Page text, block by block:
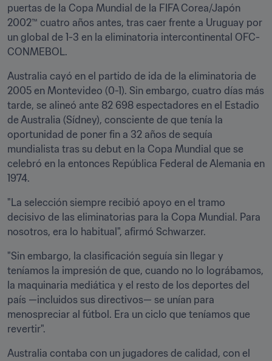
puertas de la Copa Mundial de la FIFA Corea/Japón
2002™ cuatro años antes, tras caer frente a Uruguay por
un global de 1-3 en la eliminatoria intercontinental OFC-
CONMEBOL.
Australia cayó en el partido de ida de la eliminatoria de
2005 en Montevideo (0-1). Sin embargo, cuatro días más
tarde, se alineó ante 82 698 espectadores en el Estadio
de Australia (Sídney), consciente de que tenía la
oportunidad de poner fin a 32 años de sequía
mundialista tras su debut en la Copa Mundial que se
celebró en la entonces República Federal de Alemania en
1974.
"La selección siempre recibió apoyo en el tramo
decisivo de las eliminatorias para la Copa Mundial. Para
nosotros, era lo habitual", afirmó Schwarzer.
"Sin embargo, la clasificación seguía sin llegar y
teníamos la impresión de que, cuando no lo lográbamos,
la maquinaria mediática y el resto de los deportes del
país —incluidos sus directivos— se unían para
menospreciar al fútbol. Era un ciclo que teníamos que
revertir".
Australia contaba con un jugadores de calidad, con el